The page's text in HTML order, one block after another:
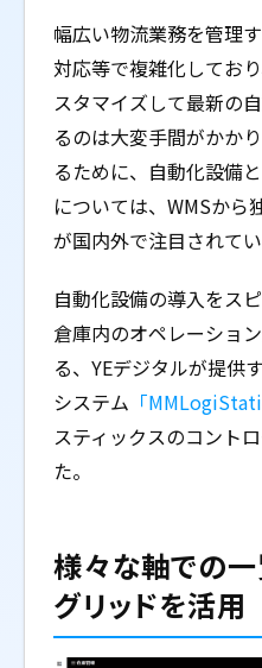
幅広い物流業務を管理
対応等で複雑化してお
スタマイズして最新の
るのは大変手間がかか
るために、自動化設備
については、WMSから
が国内外で注目されてい
自動化設備の導入をス
倉庫内のオペレーショ
る、YEデジタルが提供
システム 「
スティックスのコント
た。
様々な軸での
グリッドを活用